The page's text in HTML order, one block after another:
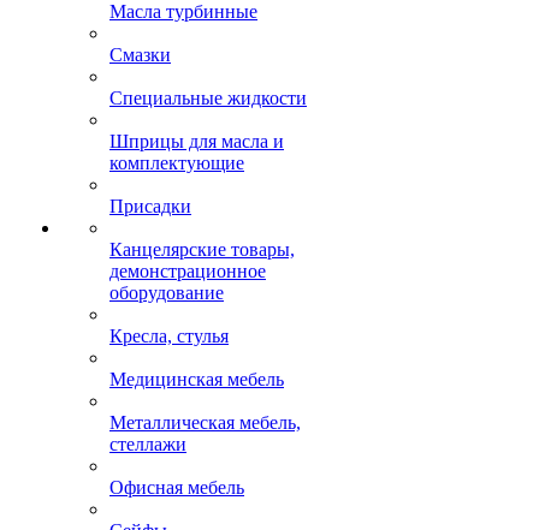
Масла турбинные
Смазки
Специальные жидкости
Шприцы для масла и
комплектующие
Присадки
Канцелярские товары,
демонстрационное
оборудование
Кресла, стулья
Медицинская мебель
Металлическая мебель,
стеллажи
Офисная мебель